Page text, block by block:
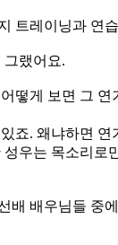
트레이닝과 연
랬어요.
떻게 보면 그 연
죠. 왜냐하면 연
우는 목소리로
배 배우님들 중